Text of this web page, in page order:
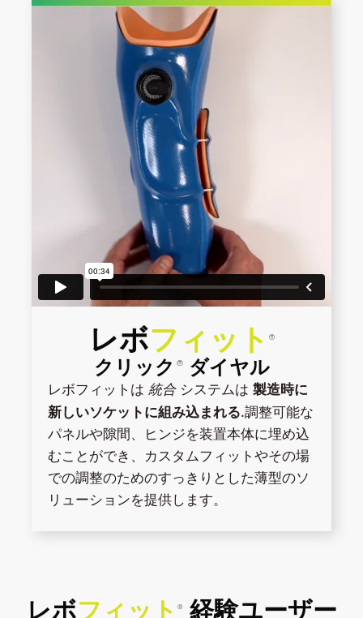
レボフィット ®
クリック ®ダイヤル
レボフィットは 統合システムは 製造時に
新しいソケットに組み込まれる.調整可能な
パネルや隙間、ヒンジを装置本体に埋め込
むことができ、カスタムフィットやその場
での調整のためのすっきりとした薄型のソ
リューションを提供します。
レボフィット ®経験ユーザー